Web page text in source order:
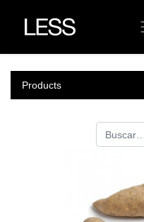
Products